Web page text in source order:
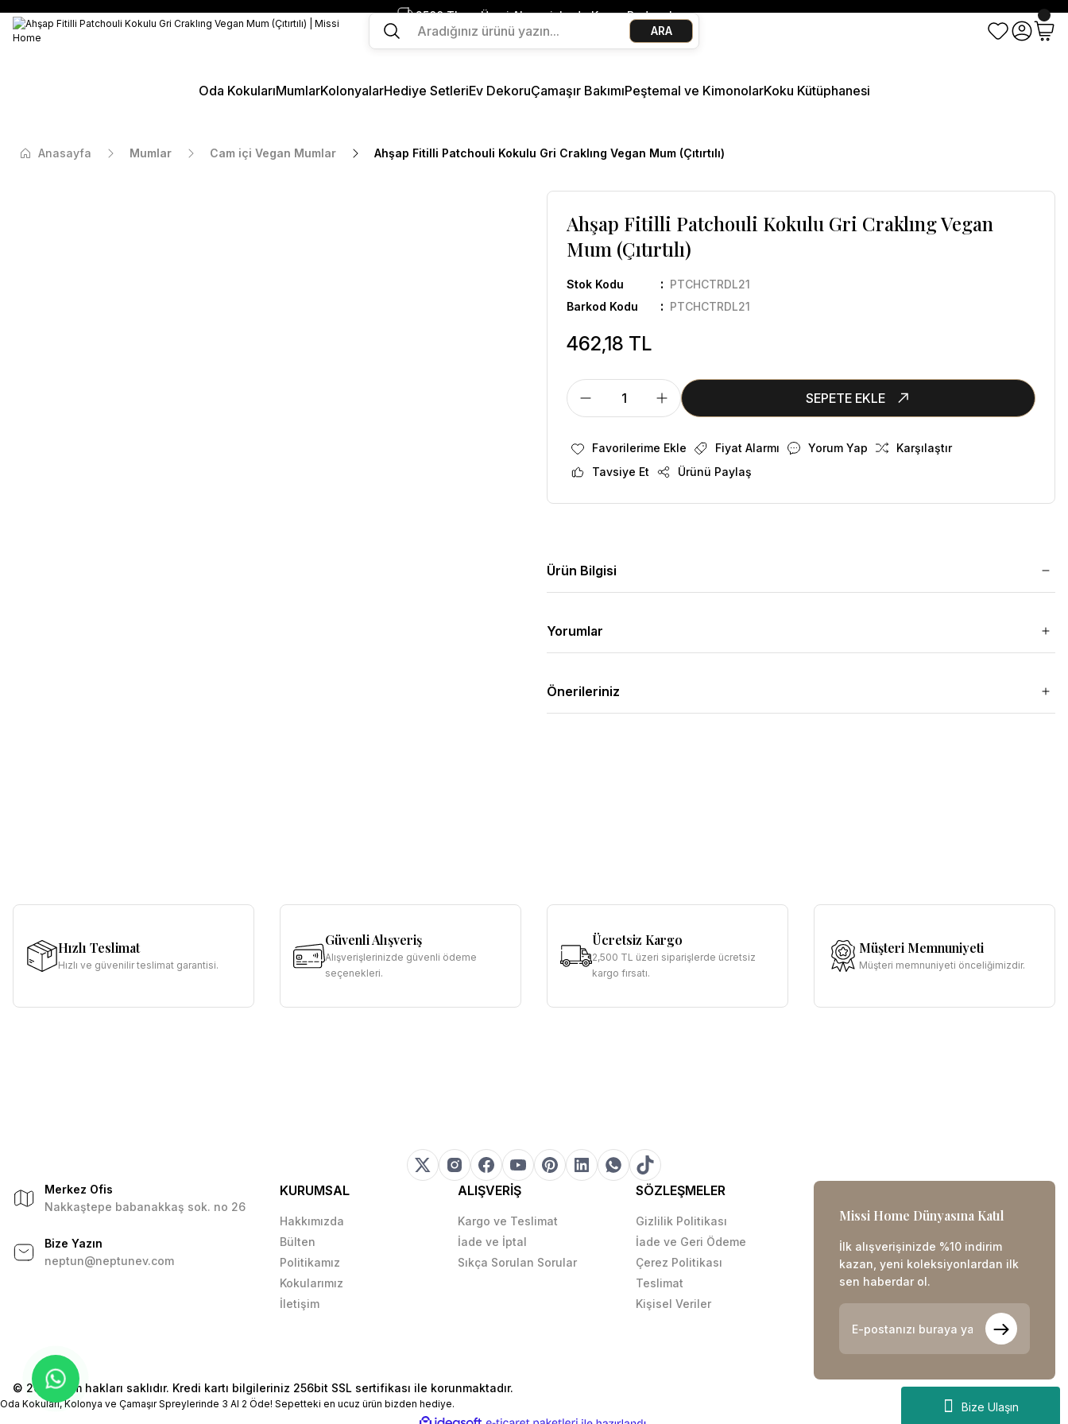
2500 TL ve Üzeri Alışverişlerde Kargo Bedava!
Ege Esintisi 2 Al 1 Öde
Missi Kokularda 3 Al 2 Öde
Bize Ulaşın
ARA
Oda KokularıMumlarKolonyalarHediye SetleriEv DekoruÇamaşır BakımıPeştemal ve KimonolarKoku Kütüphanesi
Anasayfa Mumlar Cam içi Vegan Mumlar Ahşap Fitilli Patchouli Kokulu Gri Craklıng Vegan Mum (Çıtırtılı)
Ahşap Fitilli Patchouli Kokulu Gri Craklıng Vegan
Mum (Çıtırtılı)
Stok Kodu
PTCHCTRDL21
Barkod Kodu
PTCHCTRDL21
462,18 TL
SEPETE EKLE
Fiyat Alarmı Yorum Yap
Karşılaştır
Tavsiye Et
Ürünü Paylaş
Ürün Bilgisi
Yorumlar
Önerileriniz
Hızlı Teslimat
Hızlı ve güvenilir teslimat garantisi.
Güvenli Alışveriş
Alışverişlerinizde güvenli ödeme
seçenekleri.
Ücretsiz Kargo
2,500 TL üzeri siparişlerde ücretsiz
kargo fırsatı.
Müşteri Memnuniyeti
Müşteri memnuniyeti önceliğimizdir.
Merkez Ofis
Nakkaştepe babanakkaş sok. no 26
Bize Yazın
neptun@neptunev.com
KURUMSAL
Hakkımızda
Bülten
Politikamız
Kokularımız
İletişim
ALIŞVERİŞ
Kargo ve Teslimat
İade ve İptal
Sıkça Sorulan Sorular
SÖZLEŞMELER
Gizlilik Politikası
İade ve Geri Ödeme
Çerez Politikası
Teslimat
Kişisel Veriler
Missi Home Dünyasına Katıl
İlk alışverişinizde %10 indirim
kazan, yeni koleksiyonlardan ilk
sen haberdar ol.
© 2026 Tüm hakları saklıdır. Kredi kartı bilgileriniz 256bit SSL sertifikası ile korunmaktadır.
Oda Kokuları, Kolonya ve Çamaşır Spreylerinde 3 Al 2 Öde! Sepetteki en ucuz ürün bizden hediye.